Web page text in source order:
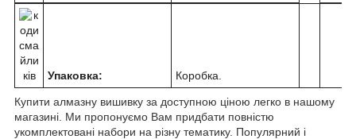
Упаковка: Коробка.
Купити алмазну вишивку за доступною ціною легко в нашому
магазині. Ми пропонуємо Вам придбати повністю
укомплектовані набори на різну тематику. Популярний і